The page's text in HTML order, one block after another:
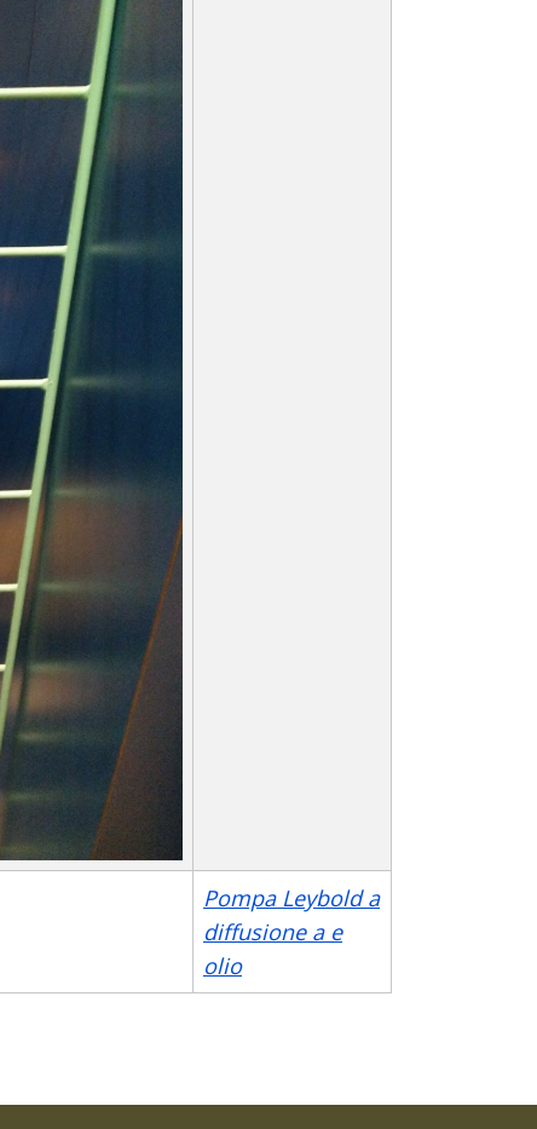
Pompa Leybold a
diffusione a e
olio